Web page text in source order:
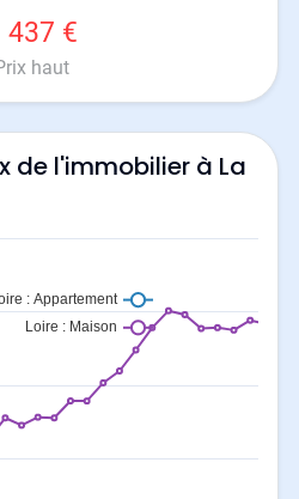
437 €
haut
de l'immobilier à La